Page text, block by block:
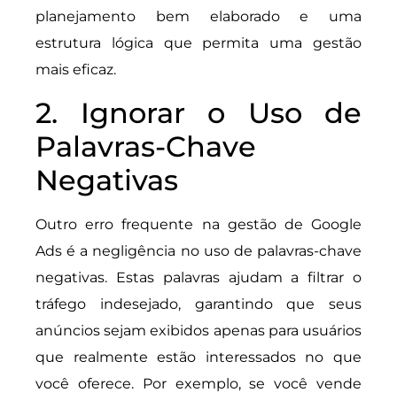
planejamento bem elaborado e uma
estrutura lógica que permita uma gestão
mais eficaz.
2. Ignorar o Uso de
Palavras-Chave
Negativas
Outro erro frequente na gestão de Google
Ads é a negligência no uso de palavras-chave
negativas. Estas palavras ajudam a filtrar o
tráfego indesejado, garantindo que seus
anúncios sejam exibidos apenas para usuários
que realmente estão interessados no que
você oferece. Por exemplo, se você vende